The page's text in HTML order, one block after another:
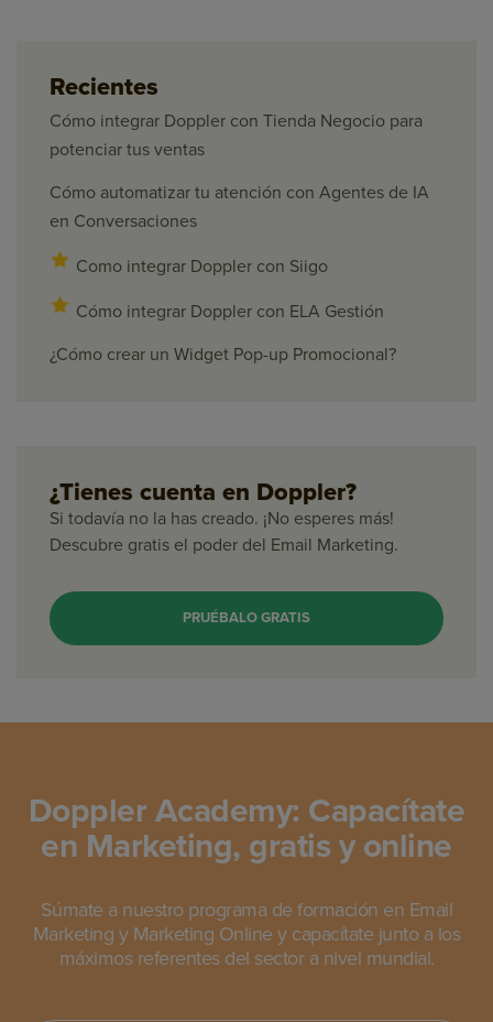
Recientes
Cómo integrar Doppler con Tienda Negocio para
potenciar tus ventas
Cómo automatizar tu atención con Agentes de IA
en Conversaciones
Como integrar Doppler con Siigo
Cómo integrar Doppler con ELA Gestión
¿Cómo crear un Widget Pop-up Promocional?
¿Tienes cuenta en Doppler?
Si todavía no la has creado. ¡No esperes más!
Descubre gratis el poder del Email Marketing.
PRUÉBALO GRATIS
Doppler Academy: Capacítate
en Marketing, gratis y online
Súmate a nuestro programa de formación en Email
Marketing y Marketing Online y capacítate junto a los
máximos referentes del sector a nivel mundial.